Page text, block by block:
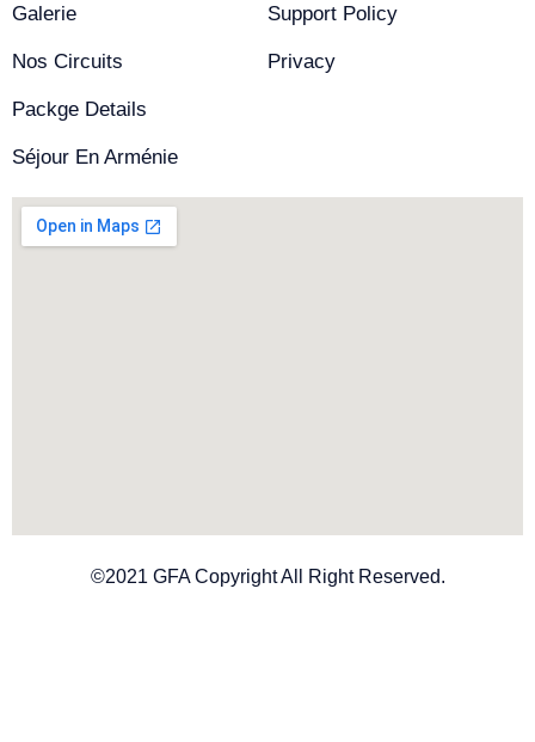
Galerie
Nos Circuits
Packge Details
Séjour En Arménie
Support Policy
Privacy
©2021 GFA Copyright All Right Reserved.